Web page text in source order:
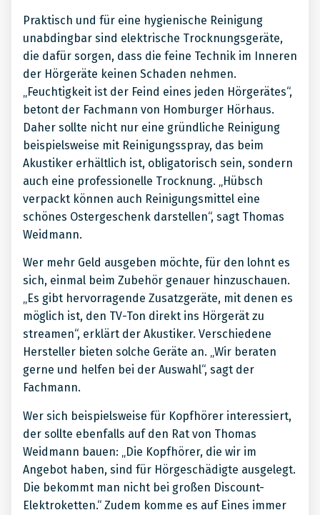
Praktisch und für eine hygienische Reinigung
unabdingbar sind elektrische Trocknungsgeräte,
die dafür sorgen, dass die feine Technik im Inneren
der Hörgeräte keinen Schaden nehmen.
„Feuchtigkeit ist der Feind eines jeden Hörgerätes“,
betont der Fachmann von Homburger Hörhaus.
Daher sollte nicht nur eine gründliche Reinigung
beispielsweise mit Reinigungsspray, das beim
Akustiker erhältlich ist, obligatorisch sein, sondern
auch eine professionelle Trocknung. „Hübsch
verpackt können auch Reinigungsmittel eine
schönes Ostergeschenk darstellen“, sagt Thomas
Weidmann.
Wer mehr Geld ausgeben möchte, für den lohnt es
sich, einmal beim Zubehör genauer hinzuschauen.
„Es gibt hervorragende Zusatzgeräte, mit denen es
möglich ist, den TV-Ton direkt ins Hörgerät zu
streamen“, erklärt der Akustiker. Verschiedene
Hersteller bieten solche Geräte an. „Wir beraten
gerne und helfen bei der Auswahl“, sagt der
Fachmann.
Wer sich beispielsweise für Kopfhörer interessiert,
der sollte ebenfalls auf den Rat von Thomas
Weidmann bauen: „Die Kopfhörer, die wir im
Angebot haben, sind für Hörgeschädigte ausgelegt.
Die bekommt man nicht bei großen Discount-
Elektroketten.“ Zudem komme es auf Eines immer